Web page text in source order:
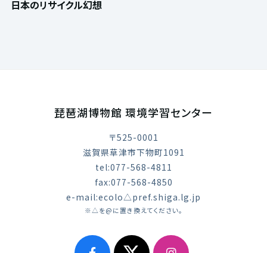
日本のリサイクル幻想
琵琶湖博物館 環境学習センター
〒525-0001
滋賀県草津市下物町1091
tel:077-568-4811
fax:077-568-4850
e-mail:ecolo△pref.shiga.lg.jp
※△を@に置き換えてください。